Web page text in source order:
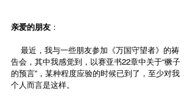
亲爱的朋友 ：
告会，其中我感觉到，以赛亚书22章中关于“橛子
的预言”，某种程度应验的时候已到了，至少对我
个人而言是这样。